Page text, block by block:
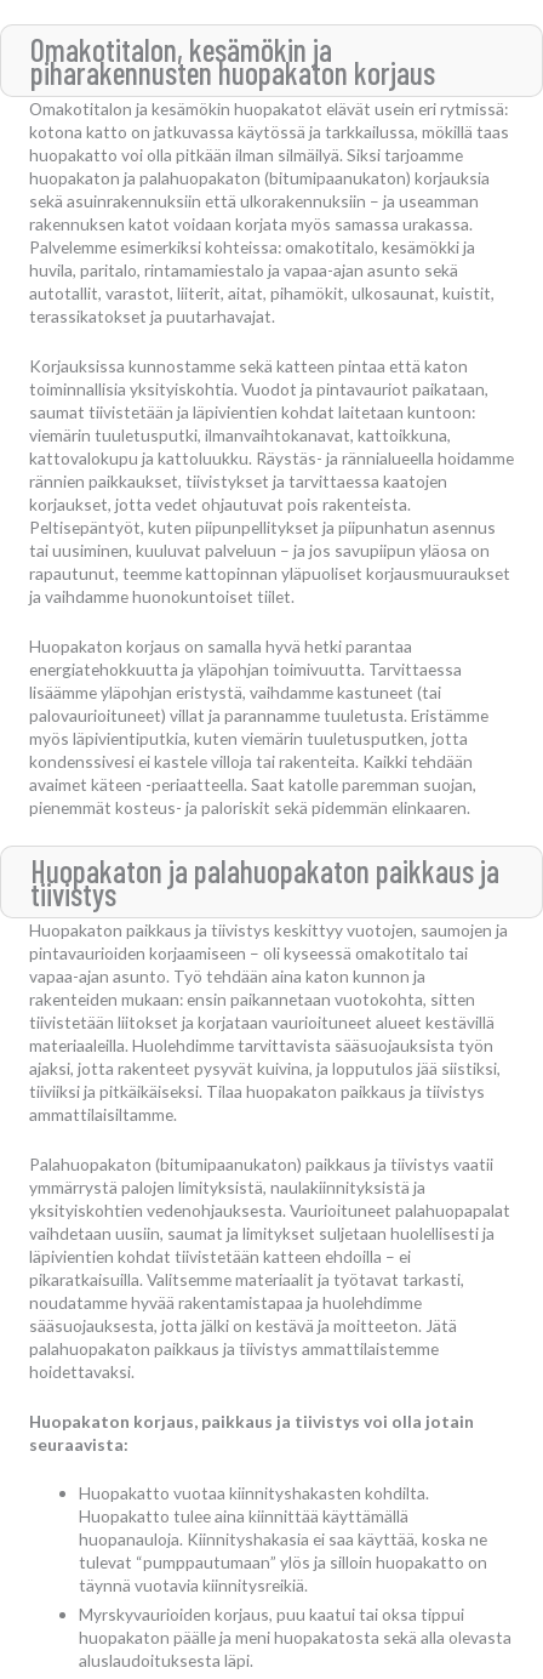
Omakotitalon, kesämökin ja
piharakennusten huopakaton korjaus
Omakotitalon ja kesämökin huopakatot elävät usein eri rytmissä:
kotona katto on jatkuvassa käytössä ja tarkkailussa, mökillä taas
huopakatto voi olla pitkään ilman silmäilyä. Siksi tarjoamme
huopakaton ja palahuopakaton (bitumipaanukaton) korjauksia
sekä asuinrakennuksiin että ulkorakennuksiin – ja useamman
rakennuksen katot voidaan korjata myös samassa urakassa.
Palvelemme esimerkiksi kohteissa: omakotitalo, kesämökki ja
huvila, paritalo, rintamamiestalo ja vapaa-ajan asunto sekä
autotallit, varastot, liiterit, aitat, pihamökit, ulkosaunat, kuistit,
terassikatokset ja puutarhavajat.
Korjauksissa kunnostamme sekä katteen pintaa että katon
toiminnallisia yksityiskohtia. Vuodot ja pintavauriot paikataan,
saumat tiivistetään ja läpivientien kohdat laitetaan kuntoon:
viemärin tuuletusputki, ilmanvaihtokanavat, kattoikkuna,
kattovalokupu ja kattoluukku. Räystäs- ja rännialueella hoidamme
rännien paikkaukset, tiivistykset ja tarvittaessa kaatojen
korjaukset, jotta vedet ohjautuvat pois rakenteista.
Peltisepäntyöt, kuten piipunpellitykset ja piipunhatun asennus
tai uusiminen, kuuluvat palveluun – ja jos savupiipun yläosa on
rapautunut, teemme kattopinnan yläpuoliset korjausmuuraukset
ja vaihdamme huonokuntoiset tiilet.
Huopakaton korjaus on samalla hyvä hetki parantaa
energiatehokkuutta ja yläpohjan toimivuutta. Tarvittaessa
lisäämme yläpohjan eristystä, vaihdamme kastuneet (tai
palovaurioituneet) villat ja parannamme tuuletusta. Eristämme
myös läpivientiputkia, kuten viemärin tuuletusputken, jotta
kondenssivesi ei kastele villoja tai rakenteita. Kaikki tehdään
avaimet käteen -periaatteella. Saat katolle paremman suojan,
pienemmät kosteus- ja paloriskit sekä pidemmän elinkaaren.
Huopakaton ja palahuopakaton paikkaus ja
tiivistys
Huopakaton paikkaus ja tiivistys keskittyy vuotojen, saumojen ja
pintavaurioiden korjaamiseen – oli kyseessä omakotitalo tai
vapaa-ajan asunto. Työ tehdään aina katon kunnon ja
rakenteiden mukaan: ensin paikannetaan vuotokohta, sitten
tiivistetään liitokset ja korjataan vaurioituneet alueet kestävillä
materiaaleilla. Huolehdimme tarvittavista sääsuojauksista työn
ajaksi, jotta rakenteet pysyvät kuivina, ja lopputulos jää siistiksi,
tiiviiksi ja pitkäikäiseksi. Tilaa huopakaton paikkaus ja tiivistys
ammattilaisiltamme.
Palahuopakaton (bitumipaanukaton) paikkaus ja tiivistys vaatii
ymmärrystä palojen limityksistä, naulakiinnityksistä ja
yksityiskohtien vedenohjauksesta. Vaurioituneet palahuopapalat
vaihdetaan uusiin, saumat ja limitykset suljetaan huolellisesti ja
läpivientien kohdat tiivistetään katteen ehdoilla – ei
pikaratkaisuilla. Valitsemme materiaalit ja työtavat tarkasti,
noudatamme hyvää rakentamistapaa ja huolehdimme
sääsuojauksesta, jotta jälki on kestävä ja moitteeton. Jätä
palahuopakaton paikkaus ja tiivistys ammattilaistemme
hoidettavaksi.
Huopakaton korjaus, paikkaus ja tiivistys voi olla jotain
seuraavista:
Huopakatto vuotaa kiinnityshakasten kohdilta.
Huopakatto tulee aina kiinnittää käyttämällä
huopanauloja. Kiinnityshakasia ei saa käyttää, koska ne
tulevat “pumppautumaan” ylös ja silloin huopakatto on
täynnä vuotavia kiinnitysreikiä.
Myrskyvaurioiden korjaus, puu kaatui tai oksa tippui
huopakaton päälle ja meni huopakatosta sekä alla olevasta
aluslaudoituksesta läpi.